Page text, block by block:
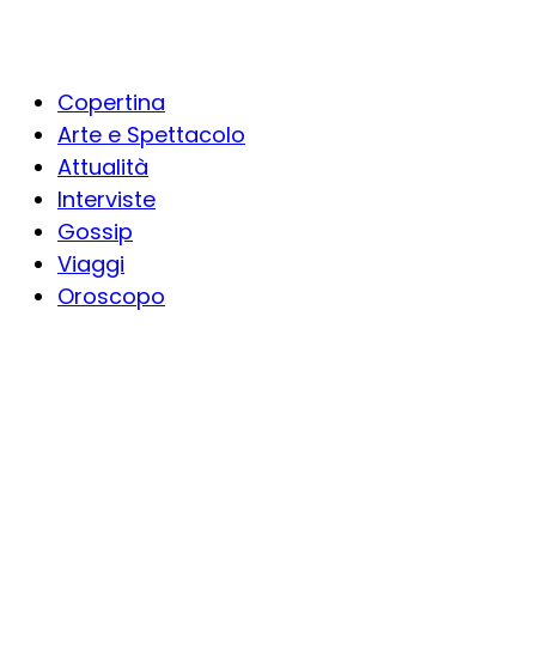
Copertina
Arte e Spettacolo
Attualità
Interviste
Gossip
Viaggi
Oroscopo